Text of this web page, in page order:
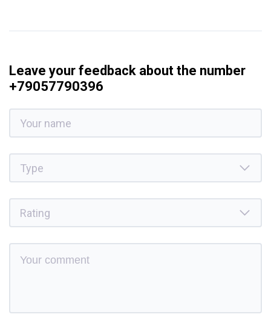
Leave your feedback about the number
+79057790396